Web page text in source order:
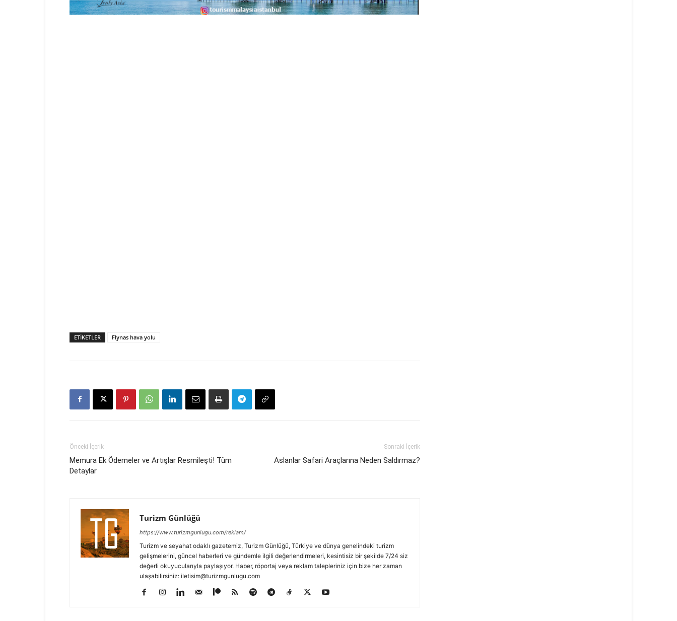
ETIKETLER Flynas hava yolu
Önceki İçerik
Memura Ek Ödemeler ve Artışlar Resmileşti! Tüm
Detaylar
Sonraki İçerik
Aslanlar Safari Araçlarına Neden Saldırmaz?
Turizm Günlüğü
https://www.turizmgunlugu.com/reklam/
Turizm ve seyahat odaklı gazetemiz, Turizm Günlüğü, Türkiye ve dünya genelindeki turizm
gelişmelerini, güncel haberleri ve gündemle ilgili değerlendirmeleri, kesintisiz bir şekilde 7/24 siz
değerli okuyucularıyla paylaşıyor. Haber, röportaj veya reklam talepleriniz için bize her zaman
ulaşabilirsiniz: iletisim@turizmgunlugu.com